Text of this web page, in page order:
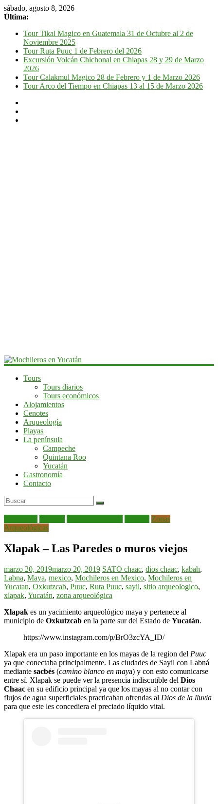
sábado, agosto 8, 2026
Última:
Tour Tikal Magico en Guatemala 31 de Octubre al 2 de
Noviembre 2025
Tour Ruta Puuc 1 de Febrero del 2026
Excursión Volcán Chichonal en Chiapas 28 y 29 de Marzo
2026
Tour Calakmul Magico 28 de Febrero y 1 de Marzo 2026
Tour Arco del Tiempo en Chiapas 13 al 15 de Marzo 2026
Mochileros
Yucatán
Yucatán
Tours
Tours diarios
Tours económicos
Alojamientos
Cenotes
Arqueología
Playas
La península
Campeche
Quintana Roo
Yucatán
Gastronomía
Contacto
Zonas
Arqueológicas
Xlapak – Las Paredes o muros viejos
marzo 20, 2019marzo 20, 2019 SATO chaac, dios chaac, kabah,
Labna, Maya, mexico, Mochileros en Mexico, Mochileros en
Yucatan, Oxkutzcab, Puuc, Ruta Puuc, sayil, sitio arqueologico,
xlapak, Yucatán, zona arqueológica
Xlapak es un yacimiento arqueológico maya y pertenece al
municipio de Oxkutzcab en la parte sur del Estado de Yucatán.
https://www.instagram.com/p/BrO3zcYA_ID/
Xlapak era un paso importante en los mayas de la region del Puuc
ya que conectaba principalmente. Las ciudades de Sayil con Labná
mediante sacbés (camino blanco en maya) y con esto comunicarse
entre sí. Xlapak se puede ver la presencia indiscutible del Dios
Chaac en su edificio principal ya que los mayas al no contar con
flujos de agua superficiales practicaban ofrendas al Dios de la lluvia
para que este les concediera el preciado líquido vital.